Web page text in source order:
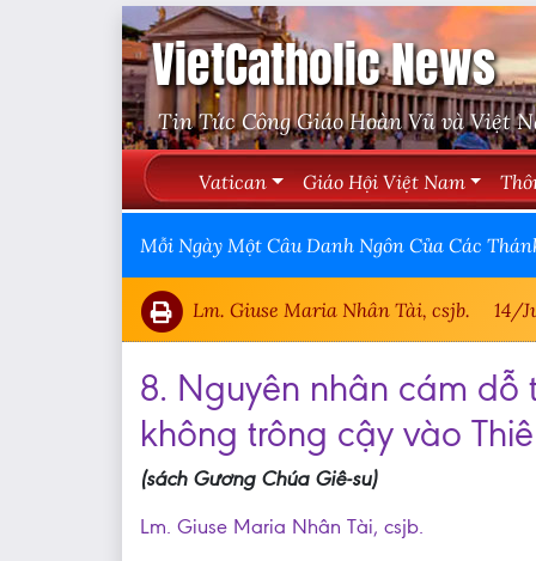
VietCatholic News
Tin Tức Công Giáo Hoàn Vũ và Việt
Vatican Giáo Hội Việt Nam
Mỗi Ngày Một Câu Danh Ngôn Của Các
Lm. Giuse Maria Nhân Tài, csjb. 14/
8. Nguyên nhân cám dỗ
không trông cậy vào
(sách Gương Chúa Giê-su)
Lm. Giuse Maria Nhân Tài, csjb.